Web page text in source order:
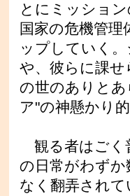
とにミッショ
国家の危機管
ップしていく
や、彼らに課
の世のありと
ア"の神懸かり
観る者はごく
の日常がわず
なく翻弄され